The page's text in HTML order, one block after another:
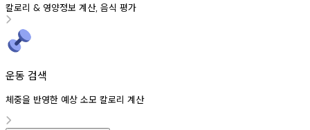
칼로리 & 영양정보 계산, 음식 평가
운동 검색
체중을 반영한 예상 소모 칼로리 계산